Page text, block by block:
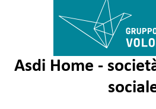
Asdi Home -